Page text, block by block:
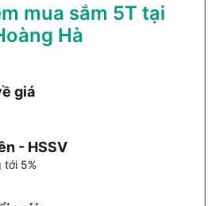
mua sắm 5T tại
Hà
giá
- HSSV
tới 5%